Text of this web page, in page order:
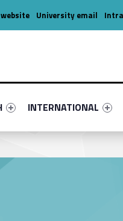
88256-4
#link-menu-primary-3858-7
Link identifier #link-
INTERNATIONAL
University email